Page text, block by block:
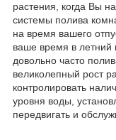
растения, когда Вы
системы полива
на время вашего
ваше время в летний
довольно часто
великолепный рост
контролировать
уровня воды,
передвигать и